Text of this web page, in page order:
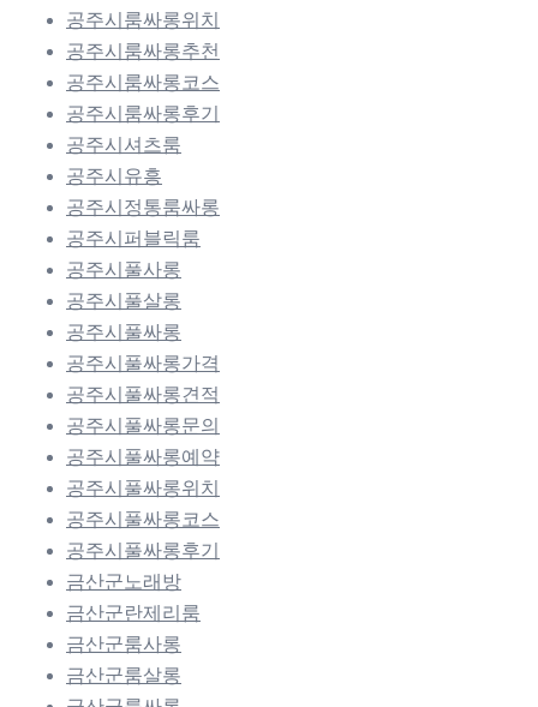
공주시룸싸롱위치
공주시룸싸롱추천
공주시룸싸롱코스
공주시룸싸롱후기
공주시셔츠룸
공주시유흥
공주시정통룸싸롱
공주시퍼블릭룸
공주시풀사롱
공주시풀살롱
공주시풀싸롱
공주시풀싸롱가격
공주시풀싸롱견적
공주시풀싸롱문의
공주시풀싸롱예약
공주시풀싸롱위치
공주시풀싸롱코스
공주시풀싸롱후기
금산군노래방
금산군란제리룸
금산군룸사롱
금산군룸살롱